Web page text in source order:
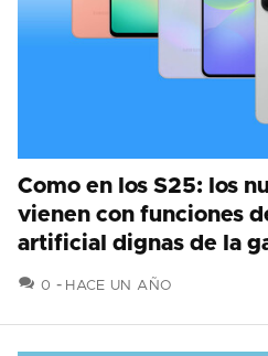
Como en los S25: los
vienen con funciones
artificial dignas de la
0 COMENTARIOS
HACE UN AÑO